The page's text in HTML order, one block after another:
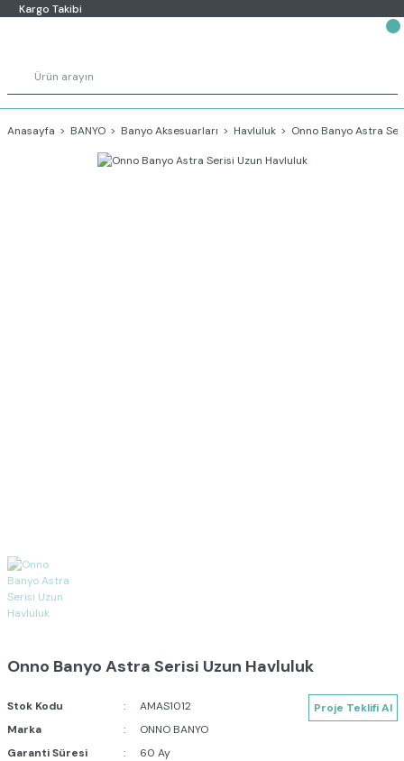
Kargo Takibi
Anasayfa BANYO Banyo Aksesuarları Havluluk Onno Banyo Astra
Onno Banyo Astra Serisi Uzun Havluluk
Stok Kodu
AMAS1012
Marka
ONNO BANYO
Garanti Süresi
60 Ay
Proje Teklifi Al